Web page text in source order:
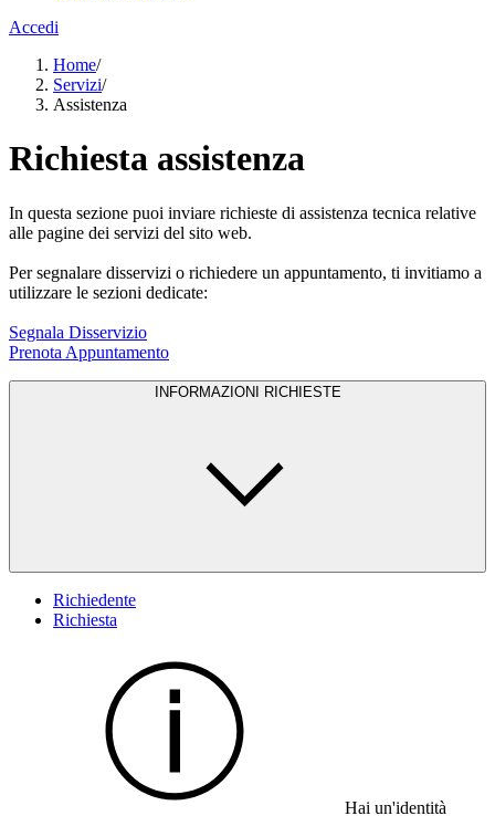
Accedi
Home/
Servizi/
Assistenza
Richiesta assistenza
In questa sezione puoi inviare richieste di assistenza tecnica relative
alle pagine dei servizi del sito web.
Per segnalare disservizi o richiedere un appuntamento, ti invitiamo a
utilizzare le sezioni dedicate:
Segnala Disservizio
Prenota Appuntamento
INFORMAZIONI RICHIESTE
Richiedente
Richiesta
Hai un'identità